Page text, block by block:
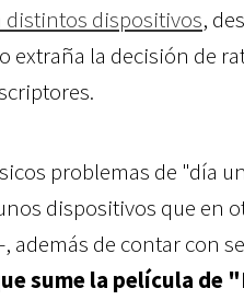
distintos dispositivos,
extraña la decisión de
problemas de "día
dispositivos que en
, además de contar con
sume la película de